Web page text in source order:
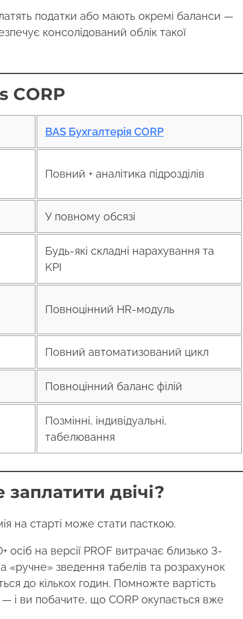
податки або мають окремі баланси —
консолідований облік такої
CORP
BAS Бухгалтерія CORP
Повний + аналітика підрозділів
У повному обсязі
Будь-які складні нарахування та
KPI
Повноцінний HR-модуль
Повний автоматизований цикл
Повноцінний баланс філій
Позмінні, індивідуальні,
табелювання
двічі?
на старті може стати пасткою.
осіб на версії PROF витрачає близько 3-
«ручне» зведення табелів та розрахунок
до кількох годин. Помножте вартість
і ви побачите, що CORP окупається вже